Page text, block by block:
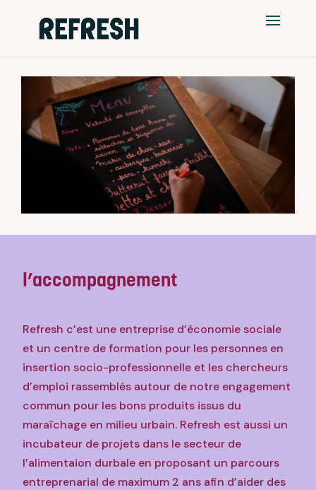
l’accompagnement
Refresh c’est une entreprise d’économie sociale
et un centre de formation pour les personnes en
insertion socio-professionnelle et les chercheurs
d’emploi rassemblés autour de notre engagement
commun pour les bons produits issus du
maraîchage en milieu urbain. Refresh est aussi un
incubateur de projets dans le secteur de
l’alimentaion durbale en proposant un parcours
entreprenarial de maximum 2 ans afin d’aider des